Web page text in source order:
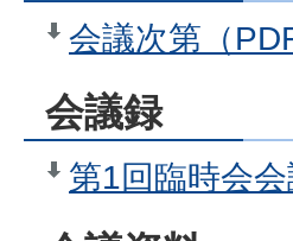
会議次第（
会議録
第1回臨時会